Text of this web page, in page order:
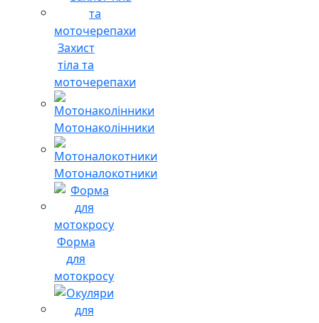
Захист
тіла та
моточерепахи
Мотонаколінники
Мотоналокотники
Форма
для
мотокросу